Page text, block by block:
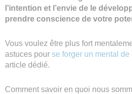
l’intention et l’envie de le
prendre conscience de votre
Vous voulez être plus fort
astuces pour se forger un mental de
article dédié.
Comment savoir en quoi nous